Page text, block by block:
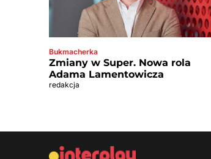
Bukmacherka
Zmiany w Super. Nowa rola
Adama Lamentowicza
redakcja